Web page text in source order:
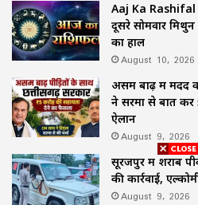
Aaj Ka
दूसरे सोमवार मिथुन
का हाल
August 10, 2026
असम बाढ़ में मदद
ने सरमा से बात कर
ऐलान
August 9, 2026
सूरजपुर में शराब
की कार्रवाई,
August 9, 2026